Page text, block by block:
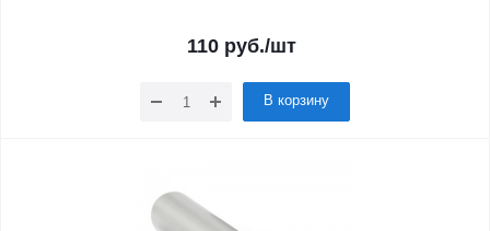
110руб./шт
В корзину